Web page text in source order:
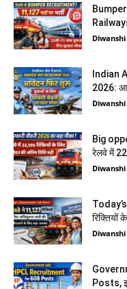
Diwanshi
Indian
2026:
Diwanshi
Big
रेलवे में
Diwanshi
रिक्तियों
Diwanshi
Posts,